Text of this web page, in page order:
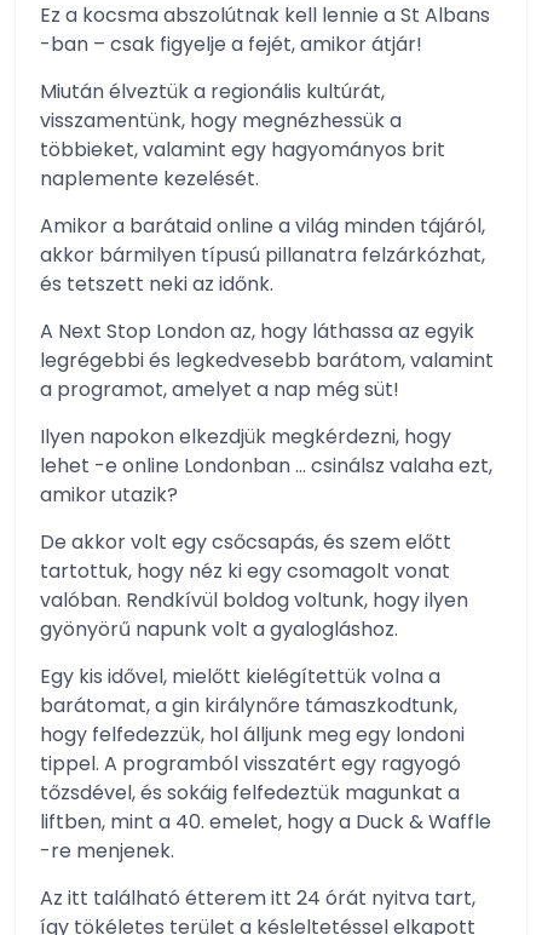
Ez a kocsma abszolútnak kell lennie a St Albans
-ban – csak figyelje a fejét, amikor átjár!
Miután élveztük a regionális kultúrát,
visszamentünk, hogy megnézhessük a
többieket, valamint egy hagyományos brit
naplemente kezelését.
Amikor a barátaid online a világ minden tájáról,
akkor bármilyen típusú pillanatra felzárkózhat,
és tetszett neki az időnk.
A Next Stop London az, hogy láthassa az egyik
legrégebbi és legkedvesebb barátom, valamint
a programot, amelyet a nap még süt!
Ilyen napokon elkezdjük megkérdezni, hogy
lehet -e online Londonban … csinálsz valaha ezt,
amikor utazik?
De akkor volt egy csőcsapás, és szem előtt
tartottuk, hogy néz ki egy csomagolt vonat
valóban. Rendkívül boldog voltunk, hogy ilyen
gyönyörű napunk volt a gyalogláshoz.
Egy kis idővel, mielőtt kielégítettük volna a
barátomat, a gin királynőre támaszkodtunk,
hogy felfedezzük, hol álljunk meg egy londoni
tippel. A programból visszatért egy ragyogó
tőzsdével, és sokáig felfedeztük magunkat a
liftben, mint a 40. emelet, hogy a Duck & Waffle
-re menjenek.
Az itt található étterem itt 24 órát nyitva tart,
így tökéletes terület a késleltetéssel elkapott